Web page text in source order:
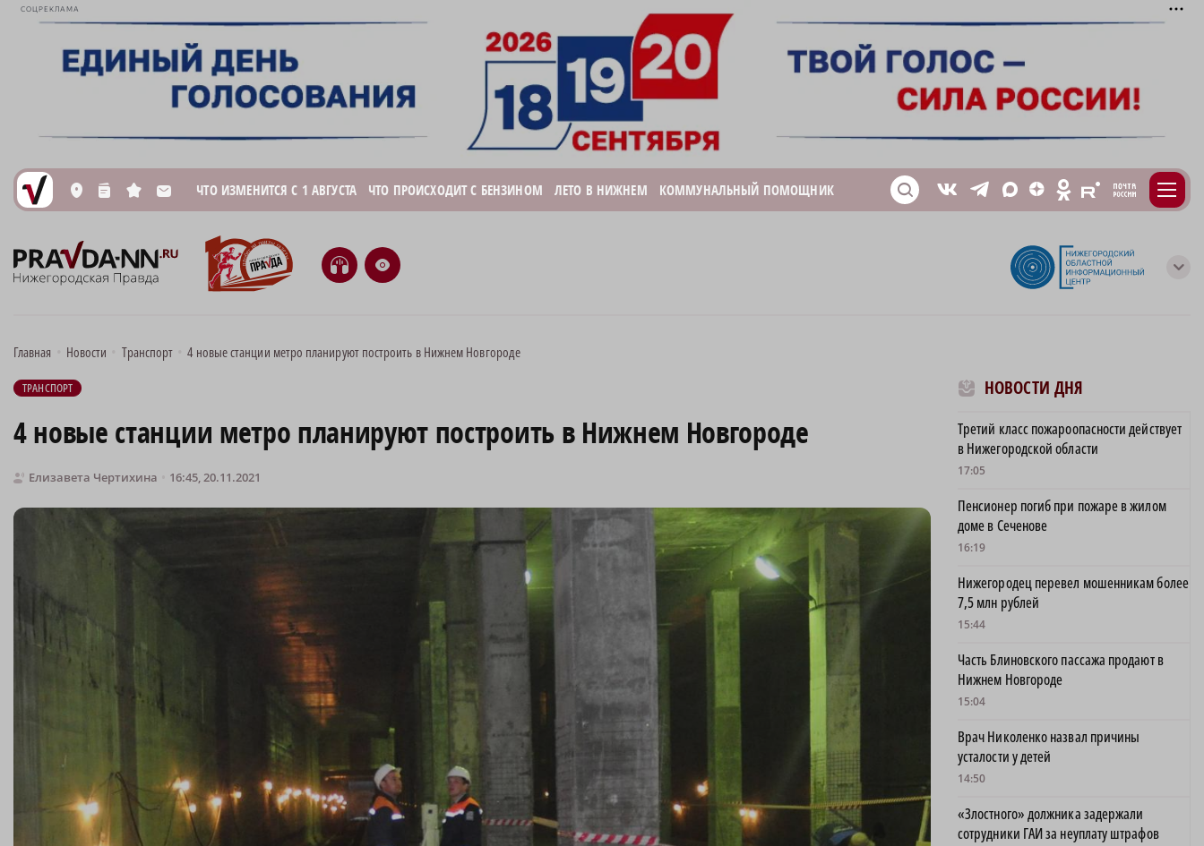
СОЦРЕКЛАМА
L n s M ЧТО ИЗМЕНИТСЯ С 1 АВГУСТА ЧТО ПРОИСХОДИТ С БЕНЗИНОМ ЛЕТО В НИЖНЕМ КОММУНАЛЬНЫЙ ПОМОЩНИК S V T X Z O E m
H e с
Главная Новости Транспорт 4 новые станции метро планируют построить в Нижнем Новгороде
ТРАНСПОРТ
4 новые станции метро планируют построить в Нижнем Новгороде
Елизавета Чертихина 16:45, 20.11.2021
НОВОСТИ ДНЯ
Третий класс пожароопасности действует
в Нижегородской области
17:05
Пенсионер погиб при пожаре в жилом
доме в Сеченове
16:19
Нижегородец перевел мошенникам более
7,5 млн рублей
15:44
Часть Блиновского пассажа продают в
Нижнем Новгороде
15:04
Врач Николенко назвал причины
усталости у детей
14:50
«Злостного» должника задержали
сотрудники ГАИ за неуплату штрафов